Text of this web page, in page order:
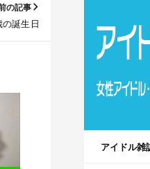
の記事
誕生日
アイドル雑